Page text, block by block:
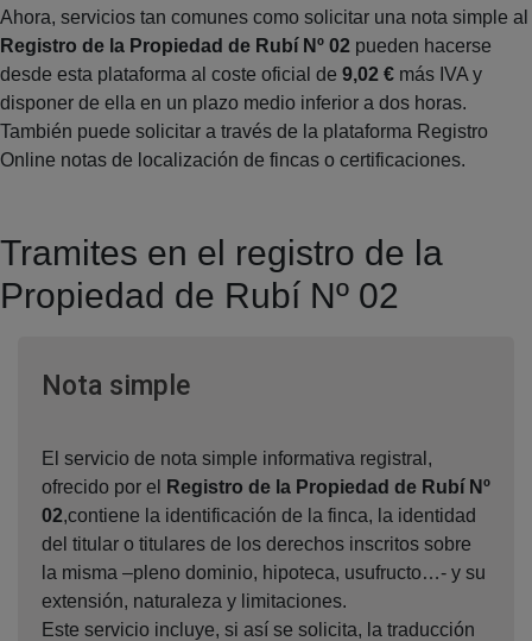
Ahora, servicios tan comunes como solicitar una nota simple al
Registro de la Propiedad de Rubí Nº 02 pueden hacerse
desde esta plataforma al coste oficial de 9,02 € más IVA y
disponer de ella en un plazo medio inferior a dos horas.
También puede solicitar a través de la plataforma Registro
Online notas de localización de fincas o certificaciones.
Tramites en el registro de la
Propiedad de Rubí Nº 02
Nota simpleVentana nueva
El servicio de nota simple informativa registral,
ofrecido por el
Registro de la Propiedad de Rubí Nº
02,contiene la identificación de la finca, la identidad
del titular o titulares de los derechos inscritos sobre
la misma –pleno dominio, hipoteca, usufructo…- y su
extensión, naturaleza y limitaciones.
Este servicio incluye, si así se solicita, la traducción